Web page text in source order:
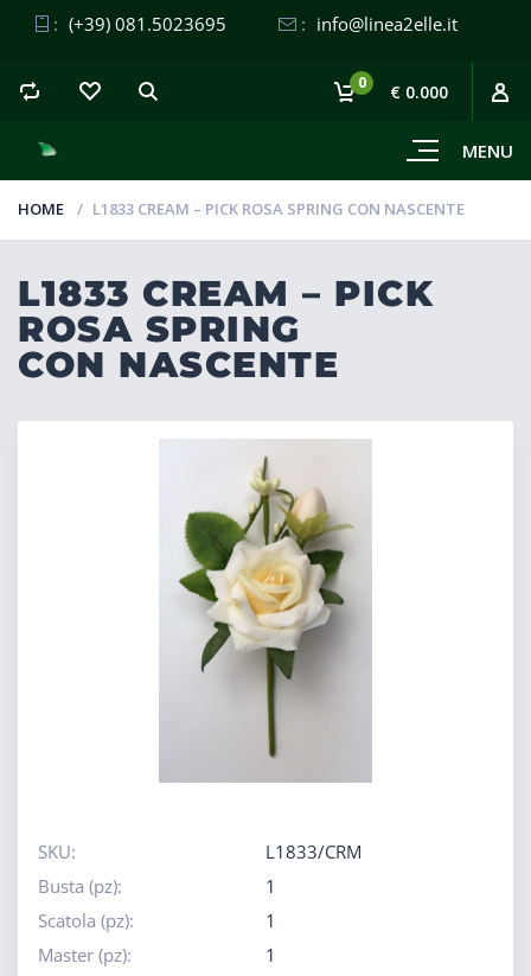
: (+39) 081.5023695 : info@linea2elle.it
MENU
0 € 0.000
HOME L1833 CREAM – PICK ROSA SPRING CON NASCENTE
L1833 CREAM – PICK
ROSA SPRING
CON NASCENTE
SKU:
L1833/CRM
Busta (pz):
1
Scatola (pz):
1
Master (pz):
1